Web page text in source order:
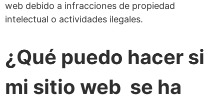
web debido a infracciones de propiedad
intelectual o actividades ilegales.
¿Qué puedo hacer si
mi sitio web se ha